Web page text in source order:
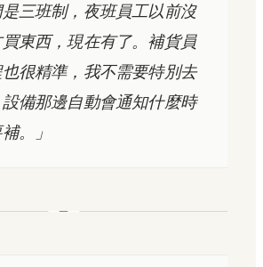
是三班制，夜班員工以前沒
東西，現在有了。補貨員
很精準，我不需要特別去
備那邊自動會通知什麼時
。」